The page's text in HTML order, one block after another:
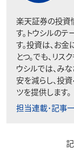
楽天証券の投資
す。トウシルの
す。投資は、お
とつ。でも、リス
ウシルでは、み
安を減らし、投
ツを提供します。
担当連載･記事